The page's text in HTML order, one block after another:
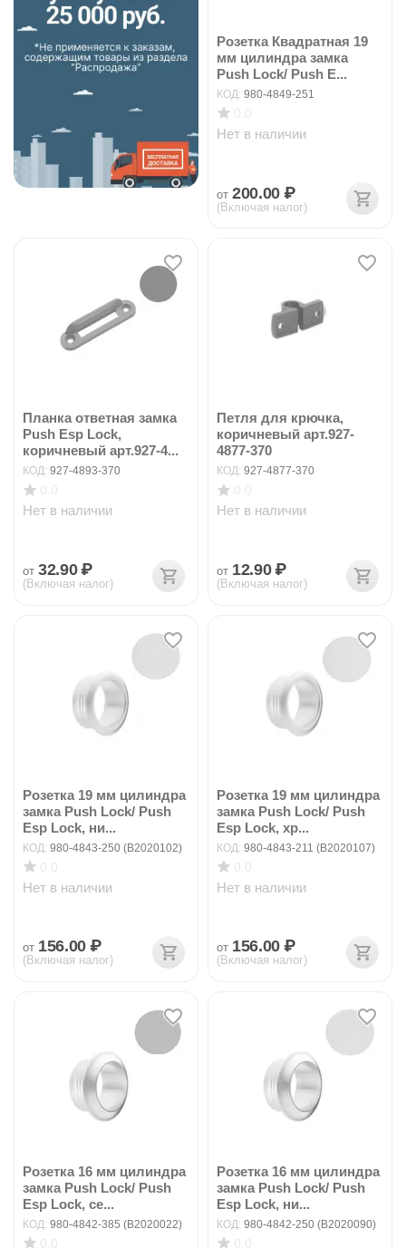
Розетка Квадратная 19
мм цилиндра замка
Push Lock/ Push E...
КОД: 980-4849-251
Нет в наличии
от 200.00 ₽
(Включая налог)
Планка ответная замка
Push Esp Lock,
коричневый арт.927-4...
КОД: 927-4893-370
Нет в наличии
от 32.90 ₽
(Включая налог)
Петля для крючка,
коричневый арт.927-
4877-370
КОД: 927-4877-370
Нет в наличии
от 12.90 ₽
(Включая налог)
Розетка 19 мм цилиндра
замка Push Lock/ Push
Esp Lock, ни...
КОД: 980-4843-250 (B2020102)
Нет в наличии
от 156.00 ₽
(Включая налог)
Розетка 19 мм цилиндра
замка Push Lock/ Push
Esp Lock, хр...
КОД: 980-4843-211 (B2020107)
Нет в наличии
от 156.00 ₽
(Включая налог)
Розетка 16 мм цилиндра
замка Push Lock/ Push
Esp Lock, се...
КОД: 980-4842-385 (B2020022)
Розетка 16 мм цилиндра
замка Push Lock/ Push
Esp Lock, ни...
КОД: 980-4842-250 (B2020090)